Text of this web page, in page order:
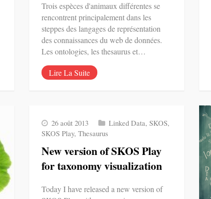
Trois espèces d'animaux différentes se
rencontrent principalement dans les
steppes des langages de représentation
des connaissances du web de données.
Les ontologies, les thesaurus et…
Lire La Suite
26 août 2013 Linked Data,SKOS,
SKOS Play,Thesaurus
New version of SKOS Play
for taxonomy visualization
Today I have released a new version of